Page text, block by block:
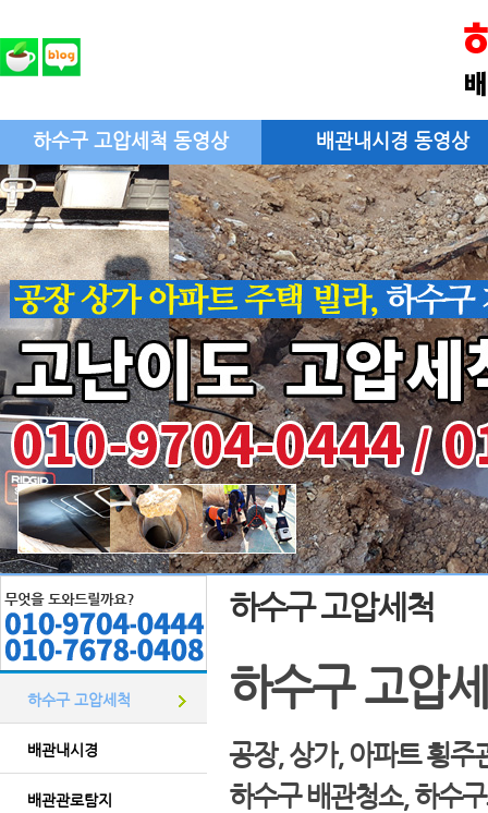
하수구 고압세척 동영상 배관내시경 동영상
하수구 고압세척
배관내시경
배관관로탐지
하수구 고압세척
하수구 고압
공장, 상가, 아파트 횡주
하수구 배관청소, 하수